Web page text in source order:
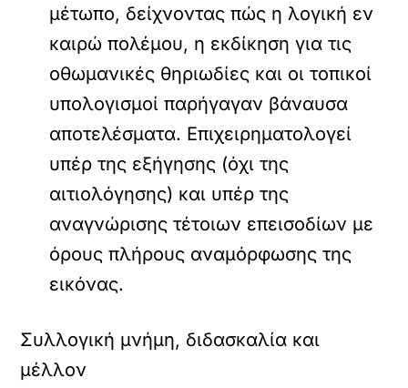
μέτωπο, δείχνοντας πώς η λογική εν
καιρώ πολέμου, η εκδίκηση για τις
οθωμανικές θηριωδίες και οι τοπικοί
υπολογισμοί παρήγαγαν βάναυσα
αποτελέσματα. Επιχειρηματολογεί
υπέρ της εξήγησης (όχι της
αιτιολόγησης) και υπέρ της
αναγνώρισης τέτοιων επεισοδίων με
όρους πλήρους αναμόρφωσης της
εικόνας.
Συλλογική μνήμη, διδασκαλία και
μέλλον